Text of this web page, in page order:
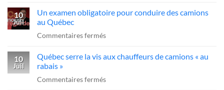
d’agir
l’industrie
transport»
qui
sans-
Dubé
un
10
Juil
Un examen obligatoire pour conduire des camions
au Québec
Commentaires ferméssur
examen
pour
10
Juil
Québec serre la vis aux chauffeurs de camions « au
rabais »
Commentaires ferméssur